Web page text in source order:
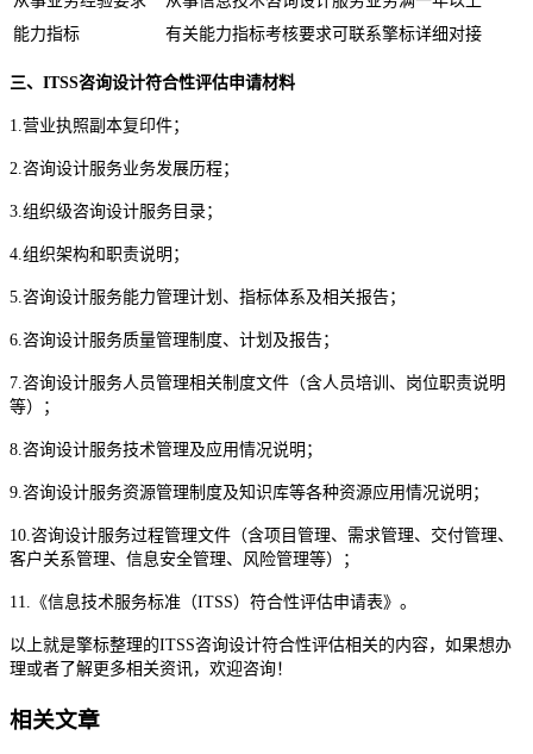
能力指标
有关能力指标考核要求可联系擎标详细对接
三、ITSS咨询设计符合性评估申请材料
1.营业执照副本复印件；
2.咨询设计服务业务发展历程；
3.组织级咨询设计服务目录；
4.组织架构和职责说明；
5.咨询设计服务能力管理计划、指标体系及相关报告；
6.咨询设计服务质量管理制度、计划及报告；
7.咨询设计服务人员管理相关制度文件（含人员培训、岗位职责说明
等）；
8.咨询设计服务技术管理及应用情况说明；
9.咨询设计服务资源管理制度及知识库等各种资源应用情况说明；
10.咨询设计服务过程管理文件（含项目管理、需求管理、交付管理、
客户关系管理、信息安全管理、风险管理等）；
11.《信息技术服务标准（ITSS）符合性评估申请表》。
以上就是擎标整理的ITSS咨询设计符合性评估相关的内容，如果想办
理或者了解更多相关资讯，欢迎咨询！
相关文章